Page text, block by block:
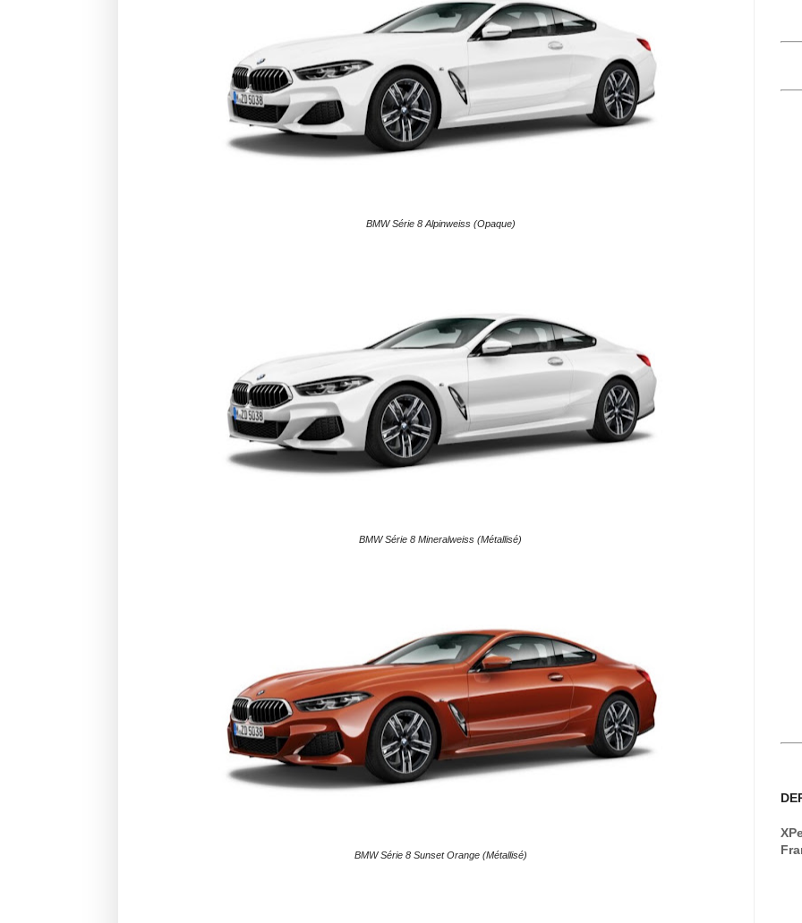
BMW Série 8 Alpinweiss (Opaque)
BMW Série 8 Mineralweiss (Métallisé)
BMW Série 8 Sunset Orange (Métallisé)